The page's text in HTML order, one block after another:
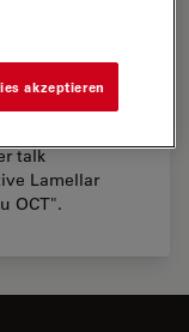
talk
Lamellar
OCT".
akzeptieren